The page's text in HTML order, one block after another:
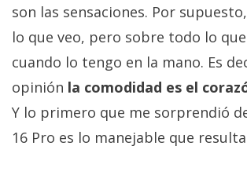
son las sensaciones. Por
lo que veo, pero sobre todo lo
cuando lo tengo en la mano. Es
opinión la comodidad es el
Y lo primero que me sorprendió
16 Pro es lo manejable que